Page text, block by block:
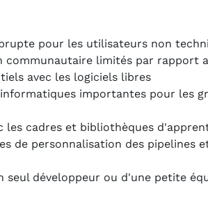
pour les utilisateurs non
communautaire limités par rapport
avec les logiciels libres
importantes pour les
les cadres et bibliothèques
de personnalisation des pipelines
seul développeur ou d'une petite